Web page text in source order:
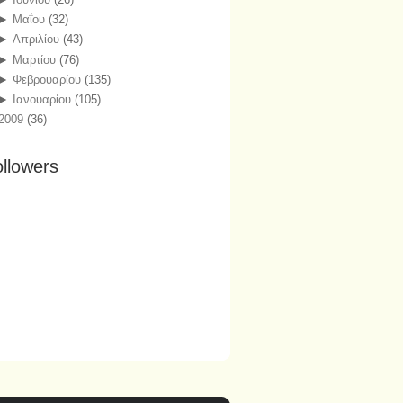
Μαΐου (32)
Απριλίου (43)
Μαρτίου (76)
Φεβρουαρίου (135)
Ιανουαρίου (105)
(36)